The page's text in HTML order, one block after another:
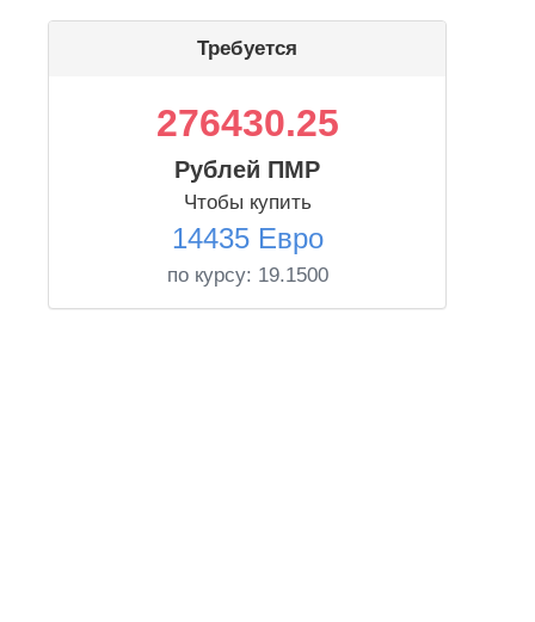
Требуется
276430.25
Рублей ПМР
Чтобы купить
14435 Евро
по курсу: 19.1500